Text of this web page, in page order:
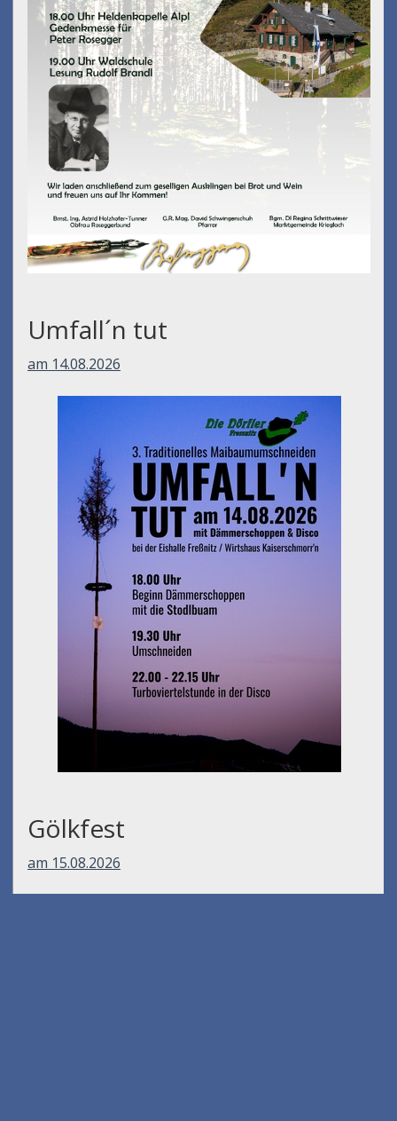
Umfall´n tut
am 14.08.2026
Gölkfest
am 15.08.2026